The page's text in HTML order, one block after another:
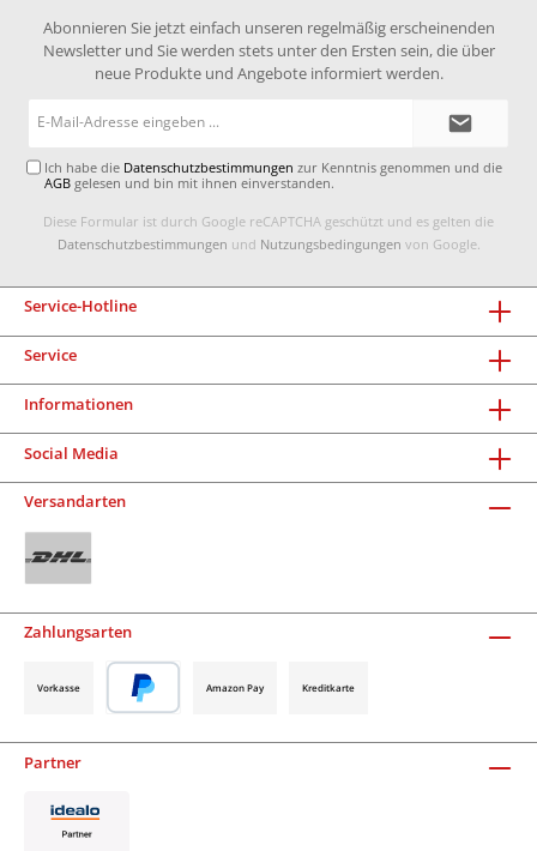
Abonnieren Sie jetzt einfach unseren regelmäßig erscheinenden
Newsletter und Sie werden stets unter den Ersten sein, die über
neue Produkte und Angebote informiert werden.
Ich habe die Datenschutzbestimmungen zur Kenntnis genommen und die
AGB gelesen und bin mit ihnen einverstanden.
Diese Formular ist durch Google reCAPTCHA geschützt und es gelten die
Datenschutzbestimmungen und Nutzungsbedingungen von Google.
Service-Hotline
Service
Informationen
Social Media
Versandarten
Zahlungsarten
Vorkasse Amazon Pay Kreditkarte
Partner